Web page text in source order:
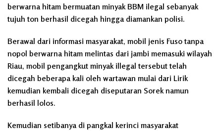
berwarna hitam bermuatan minyak BBM ilegal sebanyak
tujuh ton berhasil dicegah hingga diamankan polisi.
Berawal dari informasi masyarakat, mobil jenis Fuso tanpa
nopol berwarna hitam melintas dari jambi memasuki wilayah
Riau, mobil pengangkut minyak illegal tersebut telah
dicegah beberapa kali oleh wartawan mulai dari Lirik
kemudian kembali dicegah diseputaran Sorek namun
berhasil lolos.
Kemudian setibanya di pangkal kerinci masyarakat